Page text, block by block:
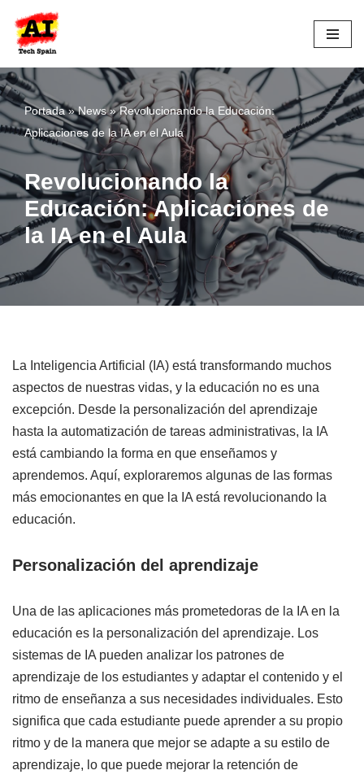
Saltar
al
contenido
Portada»News»Revolucionando la Educación:
Aplicaciones de la IA en el Aula
Revolucionando la
Educación: Aplicaciones de
la IA en el Aula
La Inteligencia Artificial (IA) está transformando muchos
aspectos de nuestras vidas, y la educación no es una
excepción. Desde la personalización del aprendizaje
hasta la automatización de tareas administrativas, la IA
está cambiando la forma en que enseñamos y
aprendemos. Aquí, exploraremos algunas de las formas
más emocionantes en que la IA está revolucionando la
educación.
Personalización del aprendizaje
Una de las aplicaciones más prometedoras de la IA en la
educación es la personalización del aprendizaje. Los
sistemas de IA pueden analizar los patrones de
aprendizaje de los estudiantes y adaptar el contenido y el
ritmo de enseñanza a sus necesidades individuales. Esto
significa que cada estudiante puede aprender a su propio
ritmo y de la manera que mejor se adapte a su estilo de
aprendizaje, lo que puede mejorar la retención de